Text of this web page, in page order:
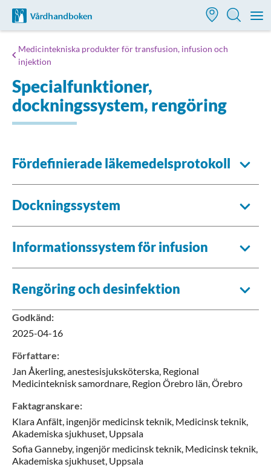
Till startsidan för Vårdhandboken
Medicintekniska produkter för transfusion, infusion och
injektion
Specialfunktioner,
dockningssystem, rengöring
Fördefinierade läkemedelsprotokoll
Dockningssystem
Informationssystem för infusion
Rengöring och desinfektion
Godkänd:
2025-04-16
Författare:
Jan Åkerling,anestesisjuksköterska, Regional
Medicinteknisk samordnare, Region Örebro län,Örebro
Faktagranskare:
KlaraAnfält, ingenjör medicinsk teknik, Medicinsk teknik,
Akademiska sjukhuset, Uppsala
SofiaGanneby, ingenjör medicinsk teknik, Medicinsk teknik,
Akademiska sjukhuset, Uppsala